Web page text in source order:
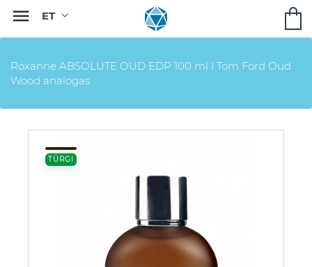

Roxanne ABSOLUTE OUD EDP 100 ml I Tom Ford Oud
Wood analogas
TÜRGI